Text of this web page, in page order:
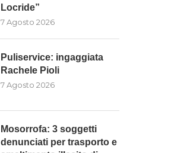
Locride”
7 Agosto 2026
Puliservice: ingaggiata
Rachele Pioli
7 Agosto 2026
Mosorrofa: 3 soggetti
denunciati per trasporto e